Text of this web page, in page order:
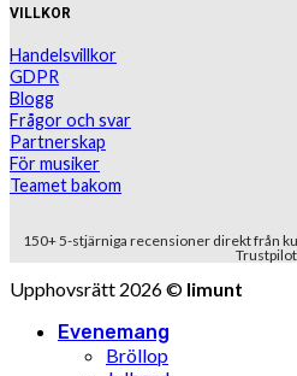
VILLKOR
Handelsvillkor
GDPR
Blogg
Frågor och svar
Partnerskap
För musiker
Teamet bakom
150+ 5-stjärniga recensioner direkt från
Upphovsrätt 2026 © limunt
Evenemang
Bröllop